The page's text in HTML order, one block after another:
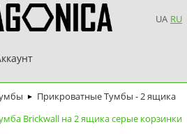
UA RU
► Прикроватные Тумбы - 2 ящика
Brickwall на 2 ящика серые корзинки